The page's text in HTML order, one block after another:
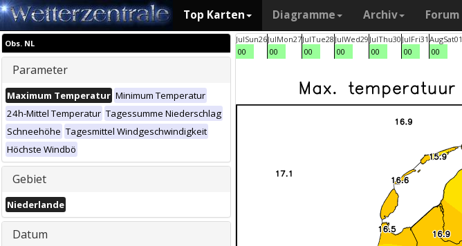
Top Karten Diagramme Archiv Forum
Obs. NL
Parameter
Maximum Temperatur Minimum Temperatur
24h-Mittel Temperatur Tagessumme Niederschlag
Schneehöhe Tagesmittel Windgeschwindigkeit
Höchste Windbö
Gebiet
Niederlande
Datum
JulSun26
00
JulMon27
00
JulTue28
00
JulWed29
00
JulThu30
00
JulFri31
00
AugSat01
00